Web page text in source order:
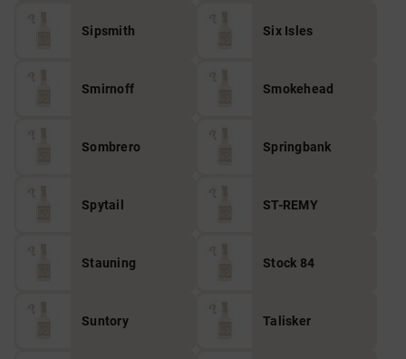
Sipsmith Six Isles
Smirnoff Smokehead
Sombrero Springbank
Spytail ST-REMY
Stauning Stock 84
Suntory Talisker